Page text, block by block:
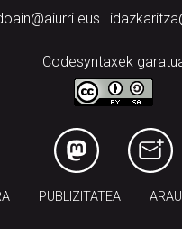
|
Codesyntaxek
PUBLIZITATEA